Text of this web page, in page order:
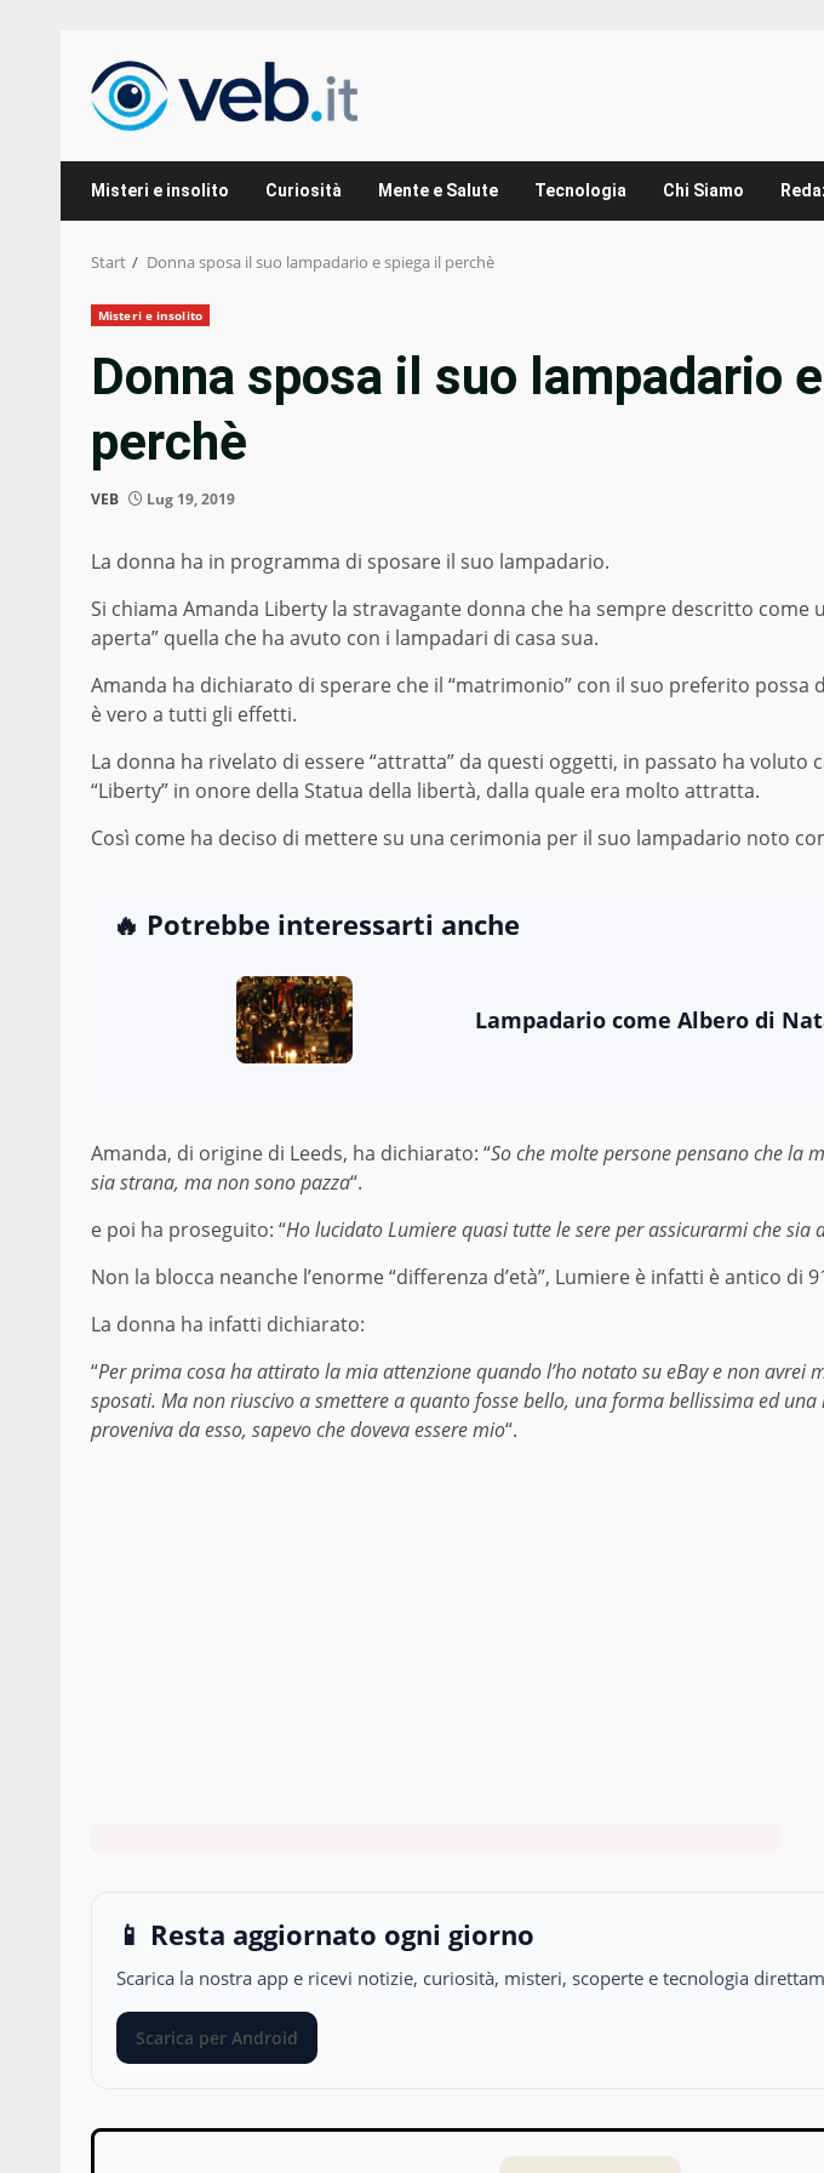
Inhalt
springen
Misteri e insolito Curiosità Mente e Salute Tecnologia Chi Siamo
Start Donna sposa il suo lampadario e spiega il perchè
Misteri e insolito
Donna sposa il suo lampadario
perchè
VEB Lug 19, 2019
La donna ha in programma di sposare il suo lampadario.
Si chiama Amanda Liberty la stravagante donna che ha sempre descritto come
aperta” quella che ha avuto con i lampadari di casa sua.
Amanda ha dichiarato di sperare che il “matrimonio” con il suo preferito possa
è vero a tutti gli effetti.
La donna ha rivelato di essere “attratta” da questi oggetti, in passato ha voluto
“Liberty” in onore della Statua della libertà, dalla quale era molto attratta.
Così come ha deciso di mettere su una cerimonia per il suo lampadario noto
🔥 Potrebbe interessarti anche
Lampadario come Albero di
Amanda, di origine di Leeds, ha dichiarato: “So che molte persone pensano che la
sia strana, ma non sono pazza“.
e poi ha proseguito: “Ho lucidato Lumiere quasi tutte le sere per assicurarmi che sia
Non la blocca neanche l’enorme “differenza d’età”, Lumiere è infatti è antico di
La donna ha infatti dichiarato:
“Per prima cosa ha attirato la mia attenzione quando l’ho notato su eBay e non avrei
sposati. Ma non riuscivo a smettere a quanto fosse bello, una forma bellissima ed una
proveniva da esso, sapevo che doveva essere mio“.
📱 Resta aggiornato ogni giorno
Scarica la nostra app e ricevi notizie, curiosità, misteri, scoperte e tecnologia
Scarica per Android